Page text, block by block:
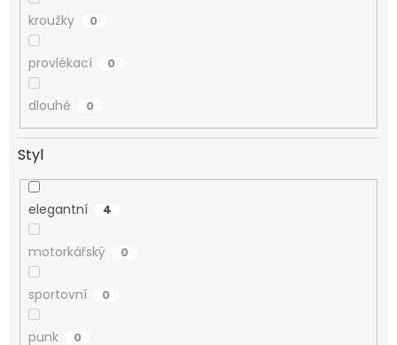
kroužky 0
provlékací 0
dlouhé 0
Styl
elegantní 4
motorkářský 0
sportovní 0
punk 0